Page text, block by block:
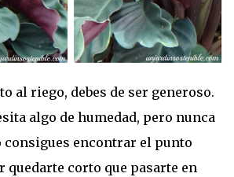
al riego, debes de ser generoso.
algo de humedad, pero nunca
consigues encontrar el punto
quedarte corto que pasarte en